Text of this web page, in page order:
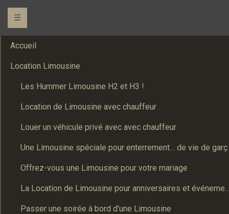
☰
Accueil
Location Limousine
Les Hummer Limousine H2 et H3 !
Location de Limousine avec chauffeur
Louer un véhicule privé avec avec chauffeur
Une
Offrez-vous une Limousine pour votre mariage
La Location de Limousine pour
Passer une soirée à bord d’une Limousine